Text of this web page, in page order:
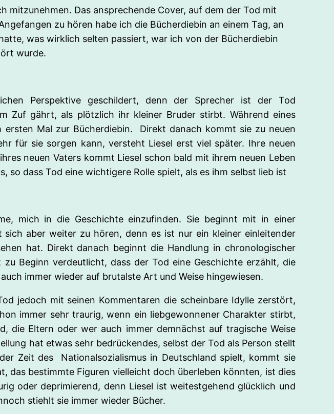
mitzunehmen. Das ansprechende Cover, auf dem der Tod mit
zu hören habe ich die Bücherdiebin an einem Tag, an
was wirklich selten passiert, war ich von der Bücherdiebin
wurde.
Perspektive geschildert, denn der Sprecher ist der Tod
Zuf gährt, als plötzlich ihr kleiner Bruder stirbt. Während eines
Mal zur Bücherdiebin. Direkt danach kommt sie zu neuen
für sie sorgen kann, versteht Liesel erst viel später. Ihre neuen
neuen Vaters kommt Liesel schon bald mit ihrem neuen Leben
so dass Tod eine wichtigere Rolle spielt, als es ihm selbst lieb ist
mich in die Geschichte einzufinden. Sie beginnt mit in einer
aber weiter zu hören, denn es ist nur ein kleiner einleitender
hat. Direkt danach beginnt die Handlung in chronologischer
Beginn verdeutlicht, dass der Tod eine Geschichte erzählt, die
immer wieder auf brutalste Art und Weise hingewiesen.
jedoch mit seinen Kommentaren die scheinbare Idylle zerstört,
immer sehr traurig, wenn ein liebgewonnener Charakter stirbt,
die Eltern oder wer auch immer demnächst auf tragische Weise
hat etwas sehr bedrückendes, selbst der Tod als Person stellt
Zeit des Nationalsozialismus in Deutschland spielt, kommt sie
das bestimmte Figuren vielleicht doch überleben könnten, ist dies
oder deprimierend, denn Liesel ist weitestgehend glücklich und
stiehlt sie immer wieder Bücher.